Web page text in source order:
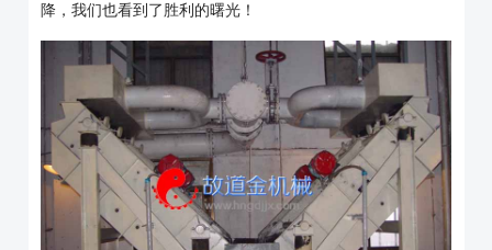
降，我们也看到了胜利的曙光！